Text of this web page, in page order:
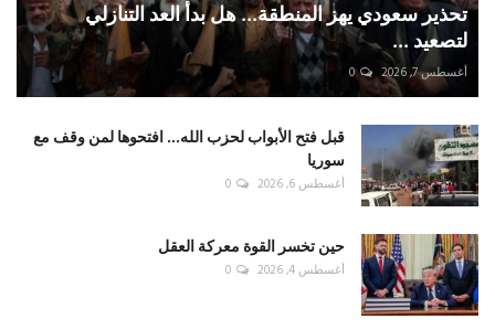
تحذير سعودي يهز المنطقة... هل بدأ العد التنازلي
لتصعيد ...
أغسطس 7, 2026 0
قبل فتح الأبواب لحزب الله... افتحوها لمن وقف مع
سوريا
أغسطس 6, 2026 0
حين تخسر القوة معركة العقل
أغسطس 4, 2026 0